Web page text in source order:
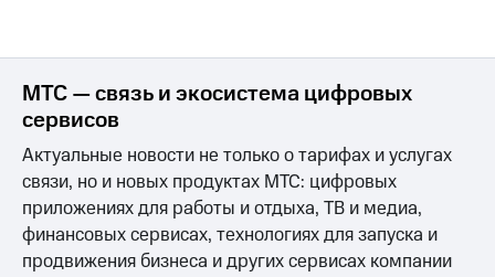
МТС — связь и экосистема цифровых
сервисов
Актуальные новости не только о тарифах и услугах
связи, но и новых продуктах МТС: цифровых
приложениях для работы и отдыха, ТВ и медиа,
финансовых сервисах, технологиях для запуска и
продвижения бизнеса и других сервисах компании